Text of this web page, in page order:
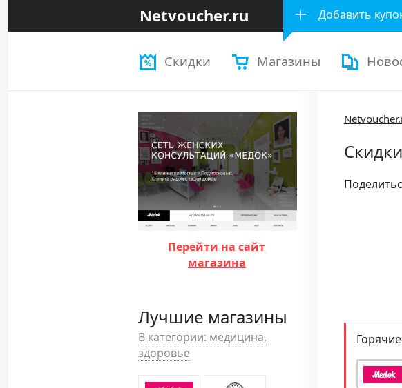
Netvoucher.ru Добавить
Скидки Магазины
Перейти на сайт
магазина
Лучшие магазины
В категории: медицина,
здоровье